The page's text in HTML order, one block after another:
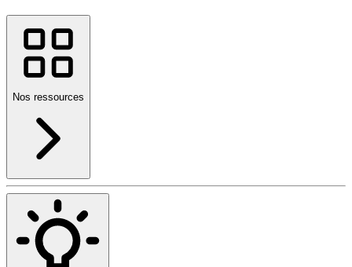
Nos ressources